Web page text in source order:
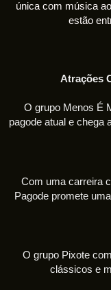
única com música
estão
Atrações
O grupo Menos É
pagode atual e chega
Com uma carreira
Pagode promete
O grupo Pixote
clássicos e